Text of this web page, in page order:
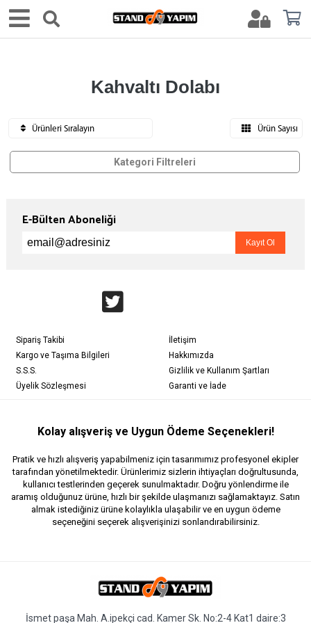
Kahvaltı Dolabı
Ürünleri Sıralayın Ürün Sayısı
Kategori Filtreleri
E-Bülten Aboneliği
Sipariş Takibi
Kargo ve Taşıma Bilgileri
S.S.S.
Üyelik Sözleşmesi
İletişim
Hakkımızda
Gizlilik ve Kullanım Şartları
Garanti ve İade
Kolay alışveriş ve Uygun Ödeme Seçenekleri!
Pratik ve hızlı alışveriş yapabilmeniz için tasarımımız profesyonel ekipler
tarafından yönetilmektedir. Ürünlerimiz sizlerin ihtiyaçları doğrultusunda,
kullanıcı testlerinden geçerek sunulmaktadır. Doğru yönlendirme ile
aramış olduğunuz ürüne, hızlı bir şekilde ulaşmanızı sağlamaktayız. Satın
almak istediğiniz ürüne kolaylıkla ulaşabilir ve en uygun ödeme
seçeneğini seçerek alışverişinizi sonlandırabilirsiniz.
İsmet paşa Mah. A.ipekçi cad. Kamer Sk. No:2-4 Kat1 daire:3